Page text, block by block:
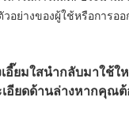
วอย่างของผู้ใช้หรือการ
เอี๊ยมใสนำกลับมาใช้ใ
เอียดด้านล่างหากคุณ